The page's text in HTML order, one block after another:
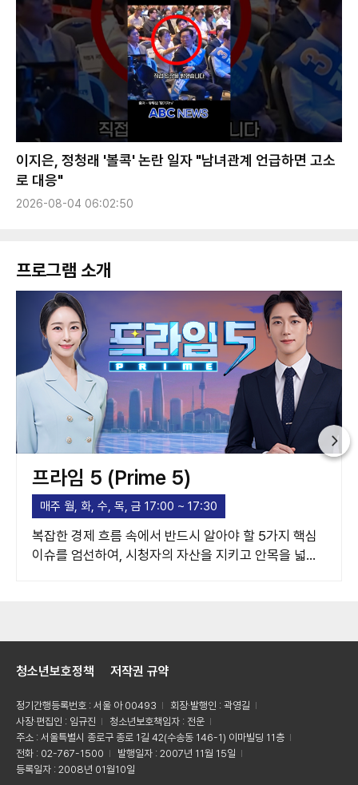
이지은, 정청래 '볼콕' 논란 일자 "남녀관계 언급하면 고소
로 대응"
2026-08-04 06:02:50
프로그램 소개
프라임 5 (Prime 5)
매주 월, 화, 수, 목, 금 17:00 ~ 17:30
복잡한 경제 흐름 속에서 반드시 알아야 할 5가지 핵심
이슈를 엄선하여, 시청자의 자산을 지키고 안목을 넓혀
청소년보호정책 저작권 규약
정기간행등록번호 : 서울 아 00493
회장·발행인 : 곽영길
사장·편집인 : 임규진
청소년보호책임자 : 전운
주소 : 서울특별시 종로구 종로 1길 42(수송동 146-1) 이마빌딩 11층
전화 : 02-767-1500
발행일자 : 2007년 11월 15일
등록일자 : 2008년 01월10일